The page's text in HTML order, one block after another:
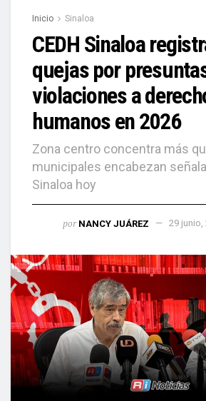
Inicio Sinaloa
CEDH Sinaloa
quejas por
violaciones a
humanos en 2026
Zona centro concentra más
municipales encabezan
Sinaloa hoy
por NANCY JUÁREZ